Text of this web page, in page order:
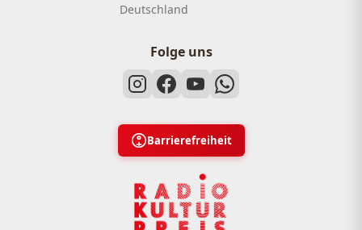
Deutschland
Folge uns
Barrierefreiheit